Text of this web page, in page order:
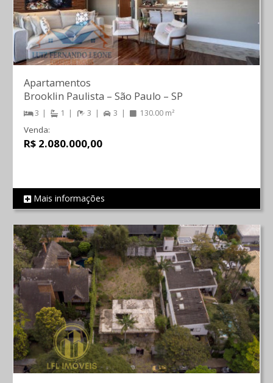
REF 588
Apartamentos
Brooklin Paulista – São Paulo – SP
3 1 3 3 130.00 m²
Venda:
R$ 2.080.000,00
Mais informações